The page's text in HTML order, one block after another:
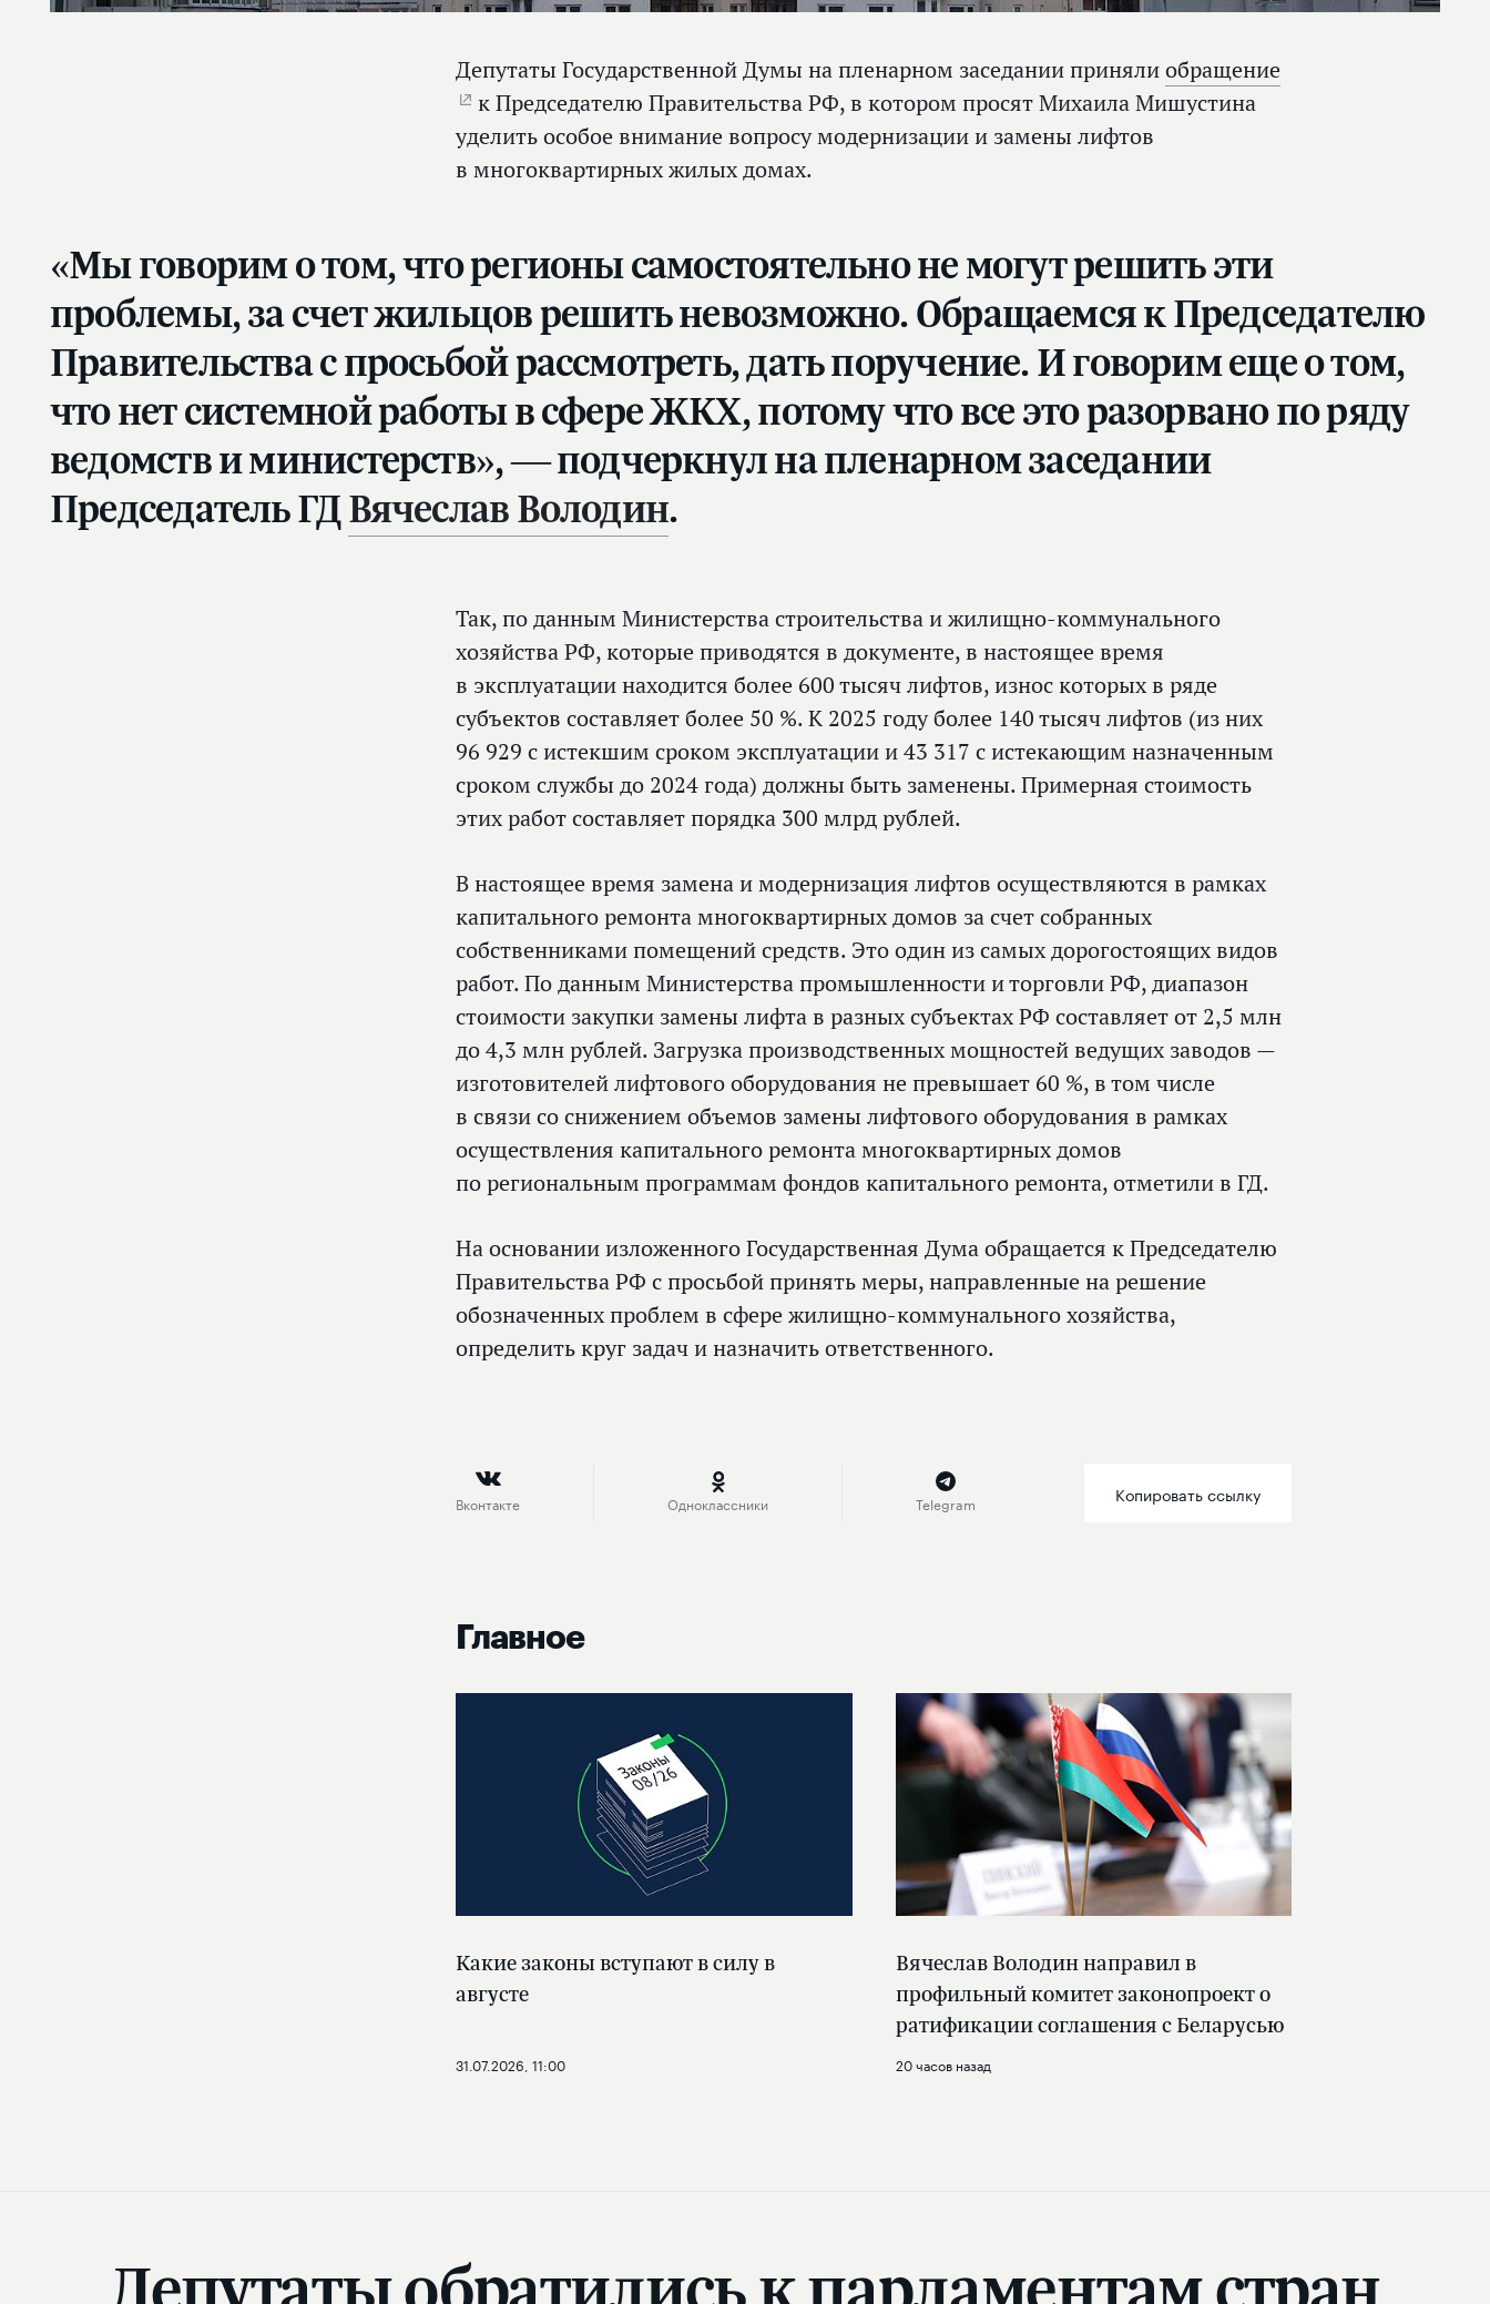
Депутаты Государственной Думы на пленарном заседании принялиобращение
к Председателю Правительства РФ, в котором просят Михаила Мишустина
уделить особое внимание вопросу модернизации и замены лифтов
в многоквартирных жилых домах.
«Мы говорим о том, что регионы самостоятельно не могут решить эти
проблемы, за счет жильцов решить невозможно. Обращаемся к Председателю
Правительства с просьбой рассмотреть, дать поручение. И говорим еще о том,
что нет системной работы в сфере ЖКХ, потому что все это разорвано по ряду
ведомств и министерств», — подчеркнул на пленарном заседании
Председатель ГДВячеслав Володин.
Так, по данным Министерства строительства и жилищно-коммунального
хозяйства РФ, которые приводятся в документе, в настоящее время
в эксплуатации находится более 600 тысяч лифтов, износ которых в ряде
субъектов составляет более 50 %. К 2025 году более 140 тысяч лифтов (из них
96 929 с истекшим сроком эксплуатации и 43 317 с истекающим назначенным
сроком службы до 2024 года) должны быть заменены. Примерная стоимость
этих работ составляет порядка 300 млрд рублей.
В настоящее время замена и модернизация лифтов осуществляются в рамках
капитального ремонта многоквартирных домов за счет собранных
собственниками помещений средств. Это один из самых дорогостоящих видов
работ. По данным Министерства промышленности и торговли РФ, диапазон
стоимости закупки замены лифта в разных субъектах РФ составляет от 2,5 млн
до 4,3 млн рублей. Загрузка производственных мощностей ведущих заводов —
изготовителей лифтового оборудования не превышает 60 %, в том числе
в связи со снижением объемов замены лифтового оборудования в рамках
осуществления капитального ремонта многоквартирных домов
по региональным программам фондов капитального ремонта, отметили в ГД.
На основании изложенного Государственная Дума обращается к Председателю
Правительства РФ с просьбой принять меры, направленные на решение
обозначенных проблем в сфере жилищно-коммунального хозяйства,
определить круг задач и назначить ответственного.
Вконтакте Одноклассники Telegram Копировать ссылку
Главное
Какие законы вступают в силу в
августе
31.07.2026, 11:00
Вячеслав Володин направил в
профильный комитет законопроект о
ратификации соглашения с Беларусью
20 часов назад